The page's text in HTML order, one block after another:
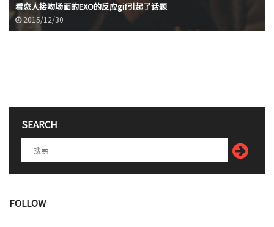
看恋人接吻场面的EXO的反应gif引起了话题
2015/12/30
SEARCH
FOLLOW